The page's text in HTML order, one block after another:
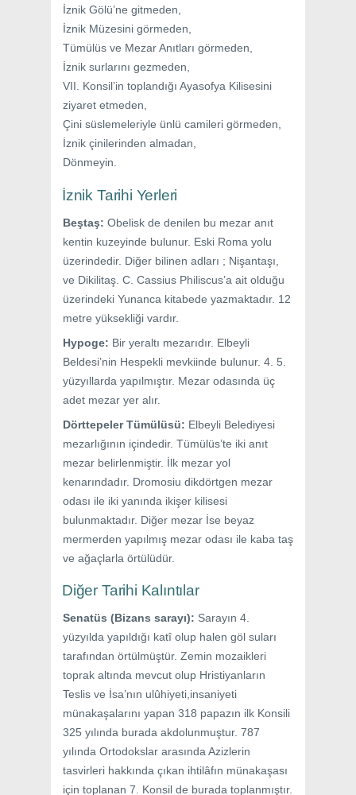
İznik Gölü’ne gitmeden,
İznik Müzesini görmeden,
Tümülüs ve Mezar Anıtları görmeden,
İznik surlarını gezmeden,
VII. Konsil’in toplandığı Ayasofya Kilisesini
ziyaret etmeden,
Çini süslemeleriyle ünlü camileri görmeden,
İznik çinilerinden almadan,
Dönmeyin.
İznik Tarihi Yerleri
Beştaş: Obelisk de denilen bu mezar anıt
kentin kuzeyinde bulunur. Eski Roma yolu
üzerindedir. Diğer bilinen adları ; Nişantaşı,
ve Dikilitaş. C. Cassius Philiscus’a ait olduğu
üzerindeki Yunanca kitabede yazmaktadır. 12
metre yüksekliği vardır.
Hypoge: Bir yeraltı mezarıdır. Elbeyli
Beldesi’nin Hespekli mevkiinde bulunur. 4. 5.
yüzyıllarda yapılmıştır. Mezar odasında üç
adet mezar yer alır.
Dörttepeler Tümülüsü: Elbeyli Belediyesi
mezarlığının içindedir. Tümülüs’te iki anıt
mezar belirlenmiştir. İlk mezar yol
kenarındadır. Dromosiu dikdörtgen mezar
odası ile iki yanında ikişer kilisesi
bulunmaktadır. Diğer mezar İse beyaz
mermerden yapılmış mezar odası ile kaba taş
ve ağaçlarla örtülüdür.
Diğer Tarihi Kalıntılar
Senatüs (Bizans sarayı): Sarayın 4.
yüzyılda yapıldığı katî olup halen göl suları
tarafından örtülmüştür. Zemin mozaikleri
toprak altında mevcut olup Hristiyanların
Teslis ve İsa’nın ulûhiyeti,insaniyeti
münakaşalarını yapan 318 papazın ilk Konsili
325 yılında burada akdolunmuştur. 787
yılında Ortodokslar arasında Azizlerin
tasvirleri hakkında çıkan ihtilâfın münakaşası
için toplanan 7. Konsil de burada toplanmıştır.